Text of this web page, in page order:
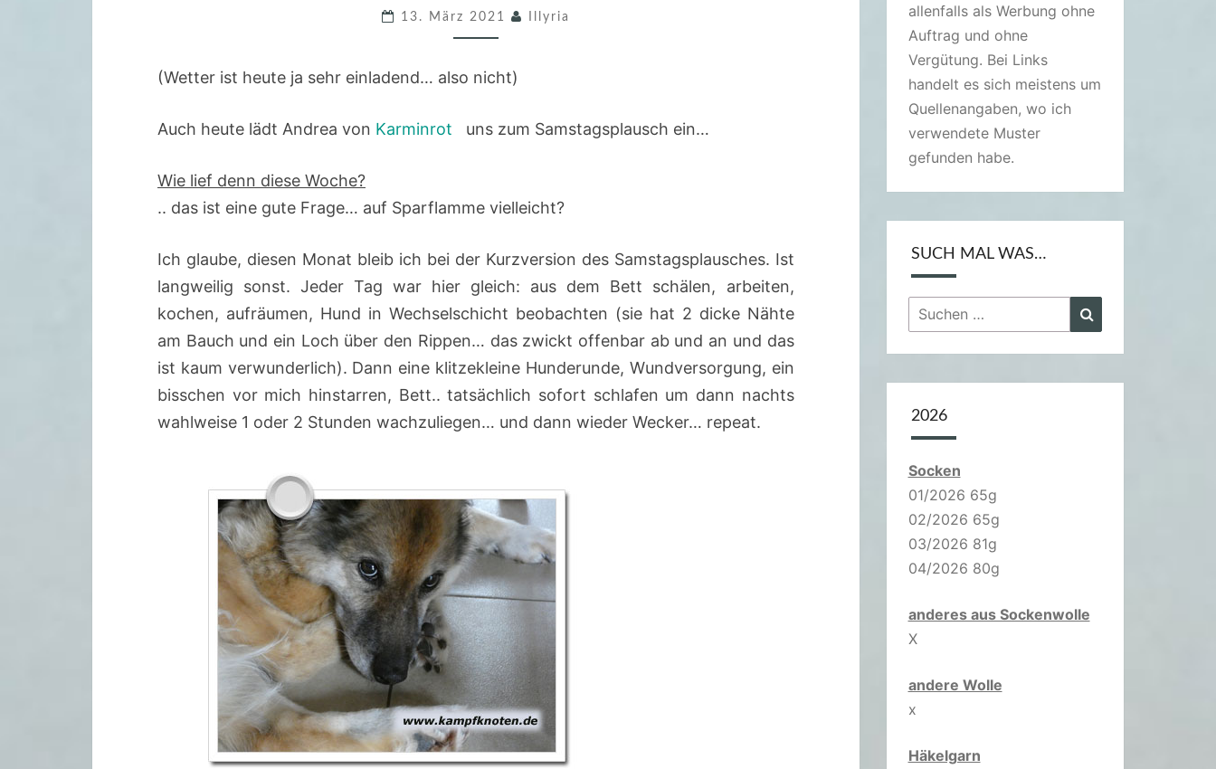
T
G
P
U
C
H
1
1
/
2
0
–
1
.
3
.
2
0
2
13. März 2021 Illyria
(Wetter ist heute ja sehr einladend… also nicht)
Auch heute lädt Andrea von Karminrot uns zum Samstagsplausch ein…
Wie lief denn diese Woche?
.. das ist eine gute Frage… auf Sparflamme vielleicht?
Ich glaube, diesen Monat bleib ich bei der Kurzversion des Samstagsplausches. Ist
langweilig sonst. Jeder Tag war hier gleich: aus dem Bett schälen, arbeiten,
kochen, aufräumen, Hund in Wechselschicht beobachten (sie hat 2 dicke Nähte
am Bauch und ein Loch über den Rippen… das zwickt offenbar ab und an und das
ist kaum verwunderlich). Dann eine klitzekleine Hunderunde, Wundversorgung, ein
bisschen vor mich hinstarren, Bett.. tatsächlich sofort schlafen um dann nachts
wahlweise 1 oder 2 Stunden wachzuliegen… und dann wieder Wecker… repeat.
allenfalls als Werbung ohne
Auftrag und ohne
Vergütung. Bei Links
handelt es sich meistens um
Quellenangaben, wo ich
verwendete Muster
gefunden habe.
SUCH MAL WAS…
Suchen
nach:
2026
Socken
01/2026 65g
02/2026 65g
03/2026 81g
04/2026 80g
anderes aus Sockenwolle
X
andere Wolle
x
Häkelgarn